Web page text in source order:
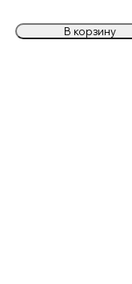
В корзину